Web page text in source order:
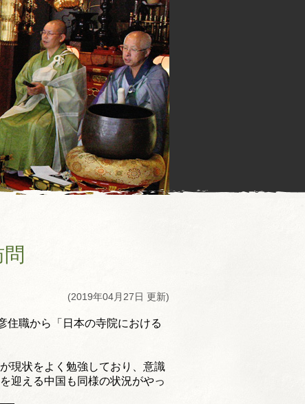
(2019年04月27日 更新)
住職から「日本の寺院における
現状をよく勉強しており、 意識
迎える中国も同様の状況がやっ